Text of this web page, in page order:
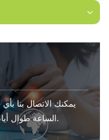
يمكنك الاتصال بنا
الساعة طوال أيام الأسبوع عبر البريد الإلكتروني أو الهاتف.